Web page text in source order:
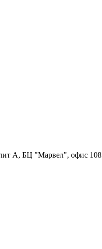
лит А, БЦ "Марвел", офис 108